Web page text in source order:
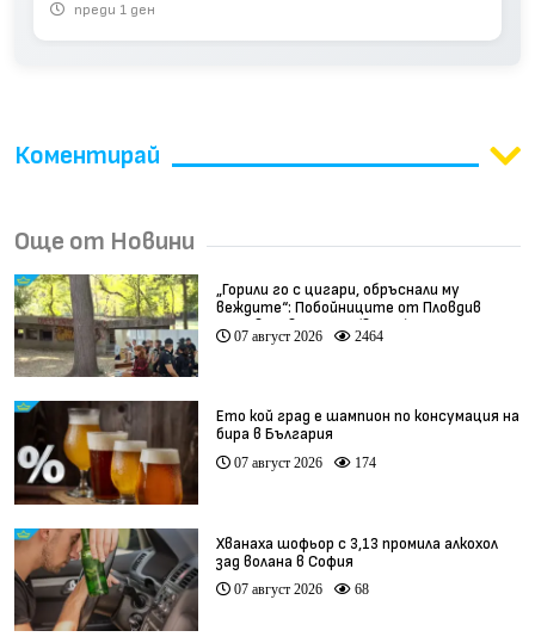
преди 1 ден
Коментирай
Още от Новини
„Горили го с цигари, обръснали му
веждите“: Побойниците от Пловдив
остават в ареста (видео)
07 август 2026 2464
Ето кой град е шампион по консумация на
бира в България
07 август 2026 174
Хванаха шофьор с 3,13 промила алкохол
зад волана в София
07 август 2026 68